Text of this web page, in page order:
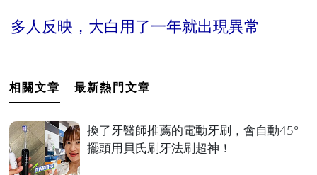
多人反映，大白用了一年就出現異常
相關文章 最新熱門文章
換了牙醫師推薦的電動牙刷，會自動45°
擺頭用貝氏刷牙法刷超神！